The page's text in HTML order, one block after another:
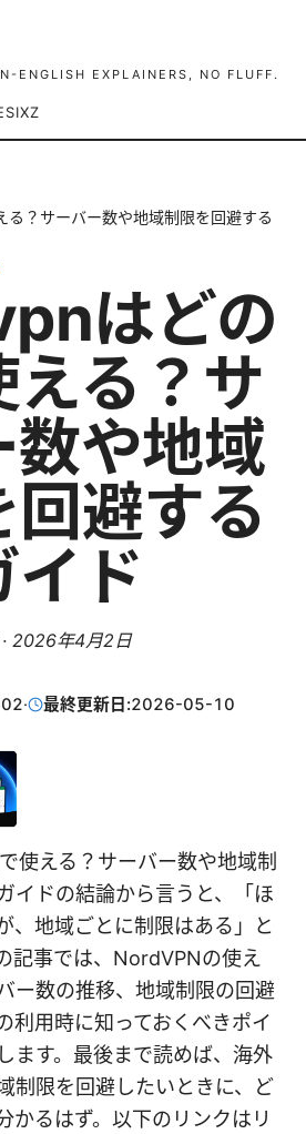
ENGLISH EXPLAINERS, NO FLUFF.
？サーバー数や地域制限を回避する
はどの
える？サ
数や地域
回避する
イド
· 2026年4月2日
· 最終更新日:2026-05-10
使える？サーバー数や地域制
イドの結論から言うと、「ほ
、地域ごとに制限はある」と
記事では、NordVPNの使え
ー数の推移、地域制限の回避
利用時に知っておくべきポイ
ます。最後まで読めば、海外
制限を回避したいときに、ど
かるはず。以下のリンクはリ